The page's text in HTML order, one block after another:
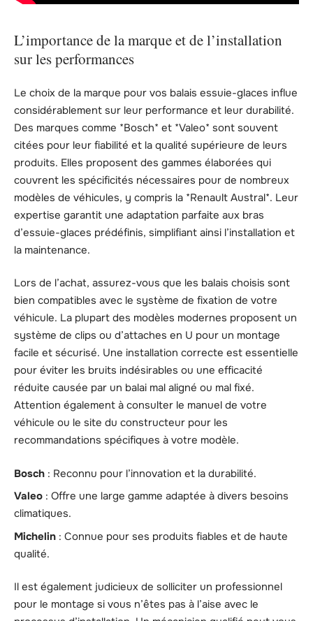
L’importance de la marque et de l’installation
sur les performances
Le choix de la marque pour vos balais essuie-glaces influe
considérablement sur leur performance et leur durabilité.
Des marques comme *Bosch* et *Valeo* sont souvent
citées pour leur fiabilité et la qualité supérieure de leurs
produits. Elles proposent des gammes élaborées qui
couvrent les spécificités nécessaires pour de nombreux
modèles de véhicules, y compris la *Renault Austral*. Leur
expertise garantit une adaptation parfaite aux bras
d’essuie-glaces prédéfinis, simplifiant ainsi l’installation et
la maintenance.
Lors de l’achat, assurez-vous que les balais choisis sont
bien compatibles avec le système de fixation de votre
véhicule. La plupart des modèles modernes proposent un
système de clips ou d’attaches en U pour un montage
facile et sécurisé. Une installation correcte est essentielle
pour éviter les bruits indésirables ou une efficacité
réduite causée par un balai mal aligné ou mal fixé.
Attention également à consulter le manuel de votre
véhicule ou le site du constructeur pour les
recommandations spécifiques à votre modèle.
Bosch : Reconnu pour l’innovation et la durabilité.
Valeo : Offre une large gamme adaptée à divers besoins
climatiques.
Michelin : Connue pour ses produits fiables et de haute
qualité.
Il est également judicieux de solliciter un professionnel
pour le montage si vous n’êtes pas à l’aise avec le